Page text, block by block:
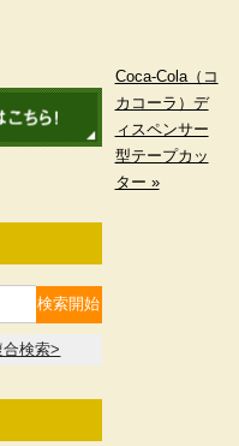
Coca-Cola（コ
カコーラ）デ
ィスペンサー
型テープカッ
ター »
検索>